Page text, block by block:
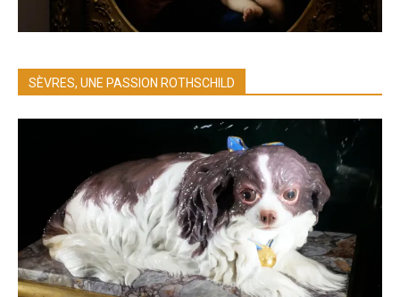
SÈVRES, UNE PASSION ROTHSCHILD